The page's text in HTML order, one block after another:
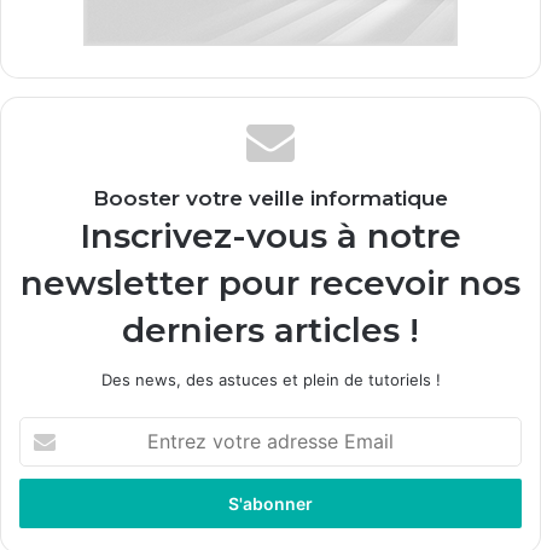
Booster votre veille informatique
Inscrivez-vous à notre
newsletter pour recevoir nos
derniers articles !
Des news, des astuces et plein de tutoriels !
t
e